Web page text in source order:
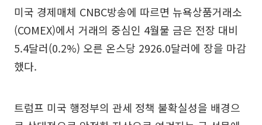
미국 경제매체 CNBC방송에 따르면 뉴욕상품거래소
(COMEX)에서 거래의 중심인 4월물 금은 전장 대비
5.4달러(0.2%) 오른 온스당 2926.0달러에 장을 마감
했다.
트럼프 미국 행정부의 관세 정책 불확실성을 배경으